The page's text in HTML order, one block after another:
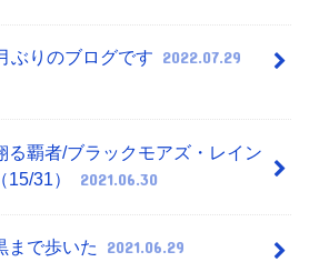
ぶりのブログです 2022.07.29
る覇者/ブラックモアズ・レイン
15/31）
2021.06.30
まで歩いた 2021.06.29